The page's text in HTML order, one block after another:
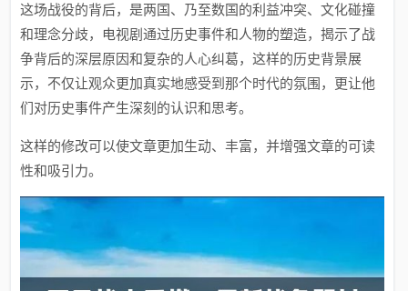
这场战役的背后，是两国、乃至数国的利益冲突、文化碰撞
和理念分歧，电视剧通过历史事件和人物的塑造，揭示了战
争背后的深层原因和复杂的人心纠葛，这样的历史背景展
示，不仅让观众更加真实地感受到那个时代的氛围，更让他
们对历史事件产生深刻的认识和思考。
这样的修改可以使文章更加生动、丰富，并增强文章的可读
性和吸引力。